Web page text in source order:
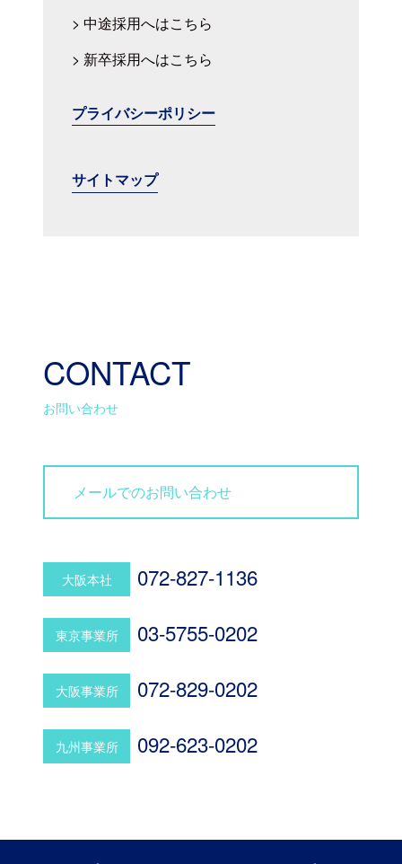
中途採用へはこちら
新卒採用へはこちら
プライバシーポリシー
サイトマップ
CONTACT
お問い合わせ
メールでのお問い合わせ
大阪本社 072-827-1136
東京事業所 03-5755-0202
大阪事業所 072-829-0202
九州事業所 092-623-0202